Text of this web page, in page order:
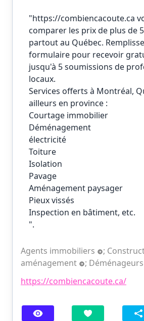
"https://combiencacoute.ca
comparer les prix de plus de
partout au Québec.
formulaire pour recevoir
jusqu'à 5 soumissions de
locaux.
Services offerts à Montréal,
ailleurs en province :
Courtage immobilier
Déménagement
électricité
Toiture
Isolation
Pavage
Aménagement paysager
Pieux vissés
Inspection en bâtiment, etc.
".
Agents immobiliers ;
aménagement
; Déménageurs
https://combiencacoute.ca/